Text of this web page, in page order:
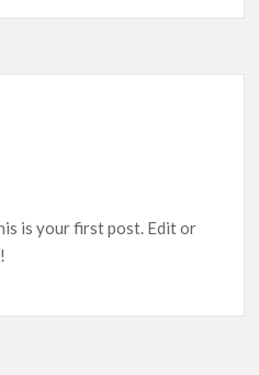
is your first post. Edit or